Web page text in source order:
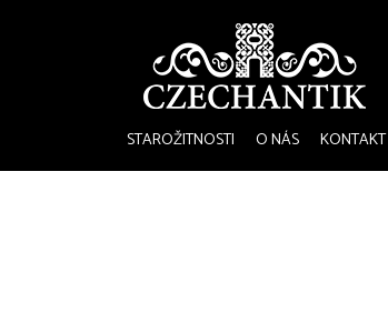
STAROŽITNOSTI O NÁS KONTAKT